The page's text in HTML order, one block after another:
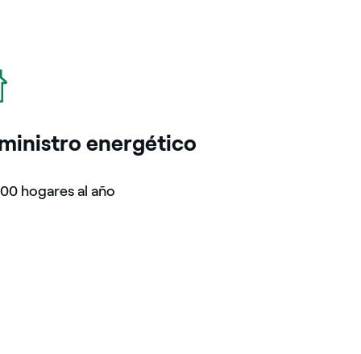
energético
hogares al año